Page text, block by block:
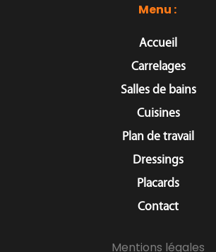
Menu :
Accueil
Carrelages
Salles de bains
Cuisines
Plan de travail
Dressings
Placards
Contact
Mentions légales